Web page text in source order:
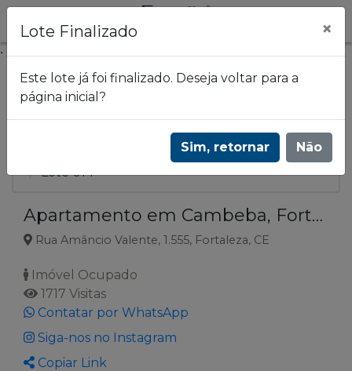
.
Frazão Leilões
Leilão de 14 imóveis | Estados: CE - GO - MT -
Lote 014
Apartamento em Cambeba, Fortaleza CE
Rua Amâncio Valente, 1.555, Fortaleza, CE
Imóvel Ocupado
1717 Visitas
Contatar por WhatsApp
Siga-nos no Instagram
Copiar Link
Lote Finalizado ×
Este lote já foi finalizado. Deseja voltar para a
página inicial?
Sim, retornar Não